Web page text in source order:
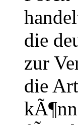
die
zur
die